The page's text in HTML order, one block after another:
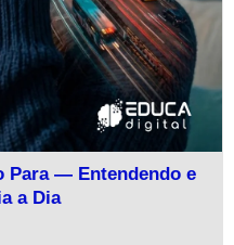
Para — Entendendo e
a Dia